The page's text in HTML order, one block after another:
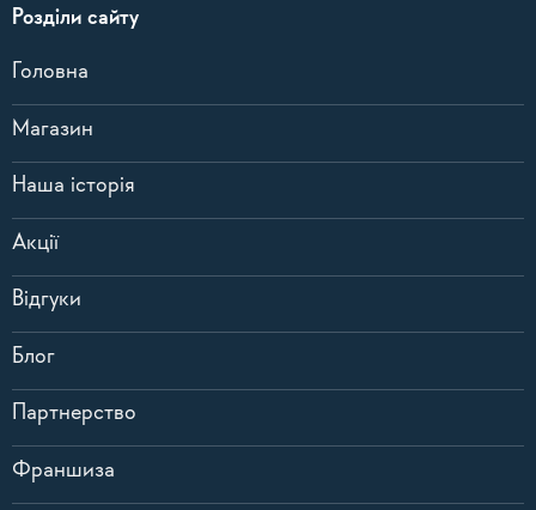
Розділи сайту
Головна
Магазин
Наша історія
Акції
Відгуки
Блог
Партнерство
Франшиза